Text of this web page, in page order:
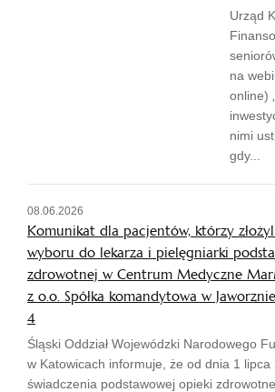
Urząd
na
online)
nimi
gdy...
08.06.2026
Komunikat dla pacjentów, którzy
wyboru do lekarza i pielęgniarki
zdrowotnej w Centrum Medyczne
z o.o. Spółka komandytowa w
4
Śląski Oddział Wojewódzki Narodowego
w Katowicach informuje, że od dnia 1 lipca
świadczenia podstawowej opieki